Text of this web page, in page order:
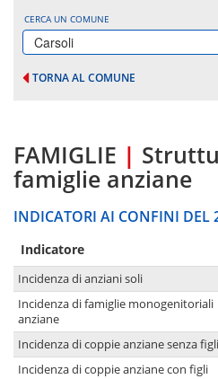
CERCA UN COMUNE
Carsoli
TORNA AL COMUNE
FAMIGLIE |
famiglie anziane
INDICATORI AI CONFINI DEL
Indicatore
Incidenza di anziani soli
Incidenza di famiglie monogenitoriali
anziane
Incidenza di coppie anziane senza figli
Incidenza di coppie anziane con figli